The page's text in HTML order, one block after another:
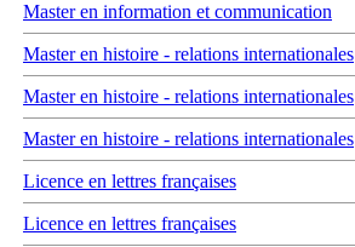
Master en information et communication
Master en histoire - relations internationales
Master en histoire - relations internationales
Master en histoire - relations internationales
Licence en lettres françaises
Licence en lettres françaises